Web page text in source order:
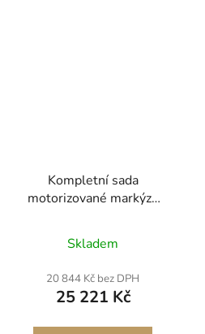
Kompletní sada
motorizované markýzy
zatahovací markýza s
rámem z hliníkové
slitiny, venkovní
markýza pro přívěsy,
vhodná pro většinu
obytných vozů (černá)
Skladem
20 844 Kč bez DPH
25 221 Kč